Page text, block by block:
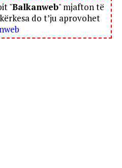
"Balkanweb" mjafton të
do t’ju aprovohet